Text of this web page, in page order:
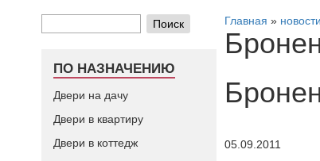
Поиск
ПО НАЗНАЧЕНИЮ
Двери на дачу
Двери в квартиру
Двери в коттедж
Главная » новости
05.09.2011